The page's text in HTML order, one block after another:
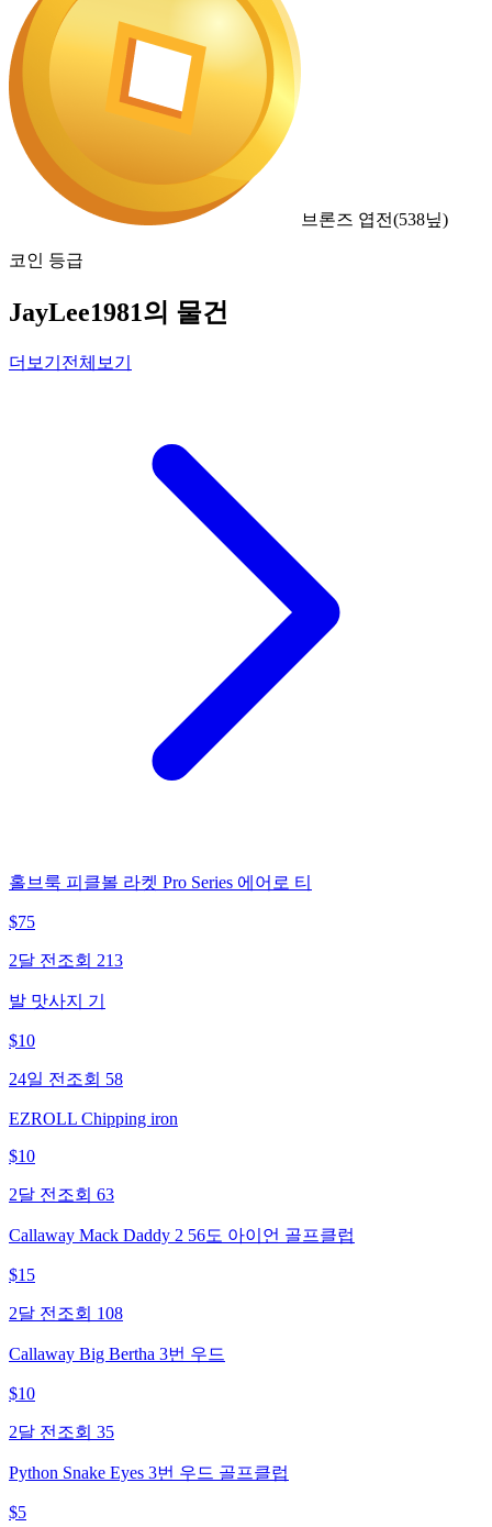
브론즈 엽전(538닢)
코인 등급
JayLee1981의 물건
더보기 전체보기
홀브룩 피클볼 라켓 Pro Series 에어로 티
$75
2달 전 조회 213
발 맛사지 기
$10
24일 전 조회 58
EZROLL Chipping iron
$10
2달 전 조회 63
Callaway Mack Daddy 2 56도 아이언 골프클럽
$15
2달 전 조회 108
Callaway Big Bertha 3번 우드
$10
2달 전 조회 35
Python Snake Eyes 3번 우드 골프클럽
$5